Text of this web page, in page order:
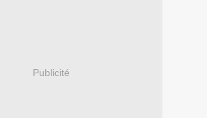
Publicité